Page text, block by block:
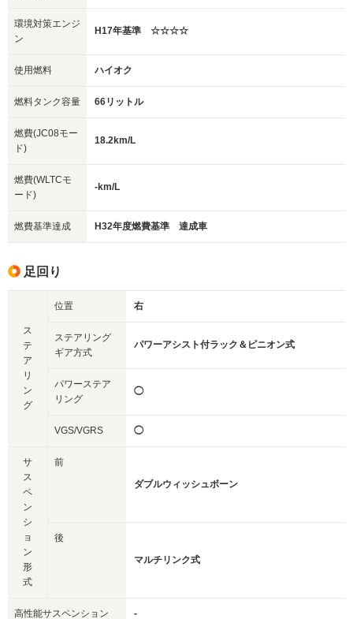
環境対策エンジ
ン
H17年基準 ☆☆☆☆
使用燃料 ハイオク
燃料タンク容量 66リットル
燃費(JC08モー
ド)
18.2km/L
燃費(WLTCモ
ード)
-km/L
燃費基準達成 H32年度燃費基準 達成車
足回り
ス
テ
ア
リ
ン
グ
位置 右
ステアリング
ギア方式
パワーアシスト付ラック＆ピニオン式
パワーステア
リング
◯
VGS/VGRS ◯
サ
ス
ペ
ン
シ
ョ
ン
形
式
前
ダブルウィッシュボーン
後
マルチリンク式
高性能サスペンション -